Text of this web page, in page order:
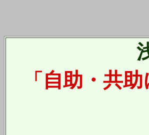
「 自助・共